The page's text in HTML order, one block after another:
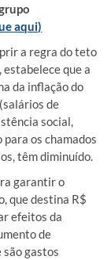
aqui)
a regra do teto
que a
da inflação do
de
social,
os chamados
têm diminuído.
garantir o
que destina R$
efeitos da
de
são gastos